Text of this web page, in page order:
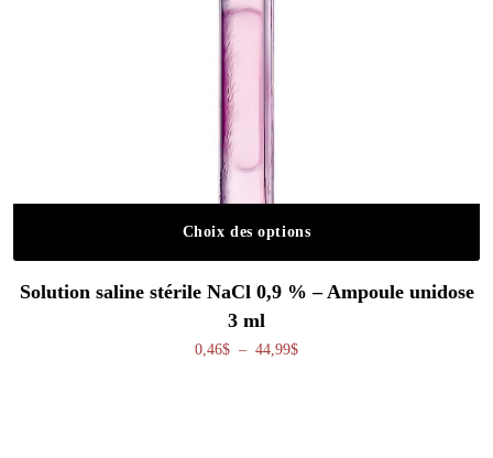
Choix des options
Solution saline stérile NaCl 0,9 % – Ampoule unidose
3 ml
0,46$ – 44,99$Plage de prix : 0,46$ à 44,99$